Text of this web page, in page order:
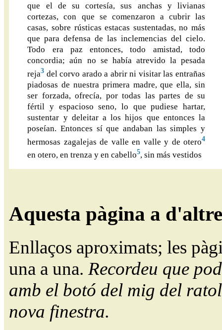
que el de su cortesía, sus anchas y livianas
cortezas, con que se comenzaron a cubrir las
casas, sobre rústicas estacas sustentadas, no más
que para defensa de las inclemencias del cielo.
Todo era paz entonces, todo amistad, todo
concordia; aún no se había atrevido la pesada
reja3 del corvo arado a abrir ni visitar las entrañas
piadosas de nuestra primera madre, que ella, sin
ser forzada, ofrecía, por todas las partes de su
fértil y espacioso seno, lo que pudiese hartar,
sustentar y deleitar a los hijos que entonces la
poseían. Entonces sí que andaban las simples y
hermosas zagalejas de valle en valle y de otero4
en otero, en trenza y en cabello5, sin más vestidos
Aquesta pàgina a
Enllaços aproximats; les
una a una. Recordeu que
amb el botó del mig del
nova finestra.